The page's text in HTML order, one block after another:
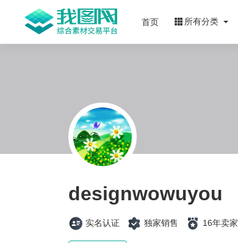
首页 所有分类
designwowuyou
实名认证 独家销售 16年卖家